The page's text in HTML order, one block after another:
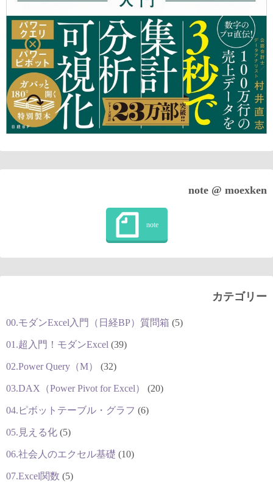
note @ moexken
カテゴリー
00.モダンExcel入門（日経BP）質問箱 (5)
01.超入門！モダンExcel (39)
02.Power Query（M） (32)
03.DAX（Power Pivot for Excel） (20)
04.ピボットテーブル・グラフ (6)
05.見える化 (5)
06.社会人のエクセル基礎 (10)
07.Excel関数 (5)